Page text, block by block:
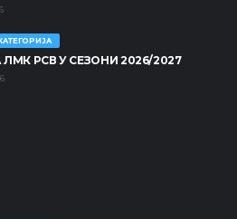
РСВ У СЕЗОНИ 2026/2027